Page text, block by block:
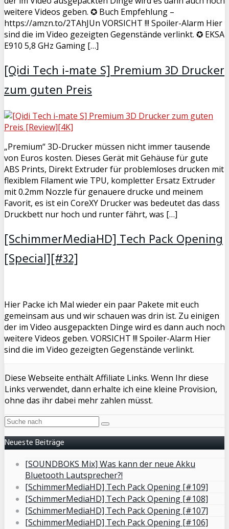
weitere Videos geben. ✪ Buch Empfehlung –
https://amzn.to/2TAhJUn VORSICHT !!! Spoiler-Alarm Hier
sind die im Video gezeigten Gegenstände verlinkt. ✪ EKSA
E910 5,8 GHz Gaming […]
[Qidi Tech i-mate S] Premium 3D Drucker
zum guten Preis
„Premium“ 3D-Drucker müssen nicht immer tausende
von Euros kosten. Dieses Gerät mit Gehäuse für gute
ABS Prints, Direkt Extruder für problemloses drucken mit
flexiblem Filament wie TPU, kompletter Ersatz Extruder
mit 0.2mm Nozzle für genauere drucke und meinem
Favorit, es ist ein CoreXY Drucker was bedeutet das dass
Druckbett nur hoch und runter fährt, was […]
[SchimmerMediaHD] Tech Pack Opening
[Special][#32]
Hier Packe ich Mal wieder ein paar Pakete mit euch
gemeinsam aus und wir schauen was drin ist. Zu einigen
der im Video ausgepackten Dinge wird es dann auch noch
weitere Videos geben. VORSICHT !!! Spoiler-Alarm Hier
sind die im Video gezeigten Gegenstände verlinkt.
Diese Webseite enthält Affiliate Links. Wenn Ihr diese
Links verwendet, dann erhalte ich eine kleine Provision,
ohne das ihr dabei mehr zahlen müsst.
Neueste Beiträge
[SOUNDBOKS Mix] Was kann der neue Akku
Bluetooth Lautsprecher?!
[SchimmerMediaHD] Tech Pack Opening [#109]
[SchimmerMediaHD] Tech Pack Opening [#108]
[SchimmerMediaHD] Tech Pack Opening [#107]
[SchimmerMediaHD] Tech Pack Opening [#106]